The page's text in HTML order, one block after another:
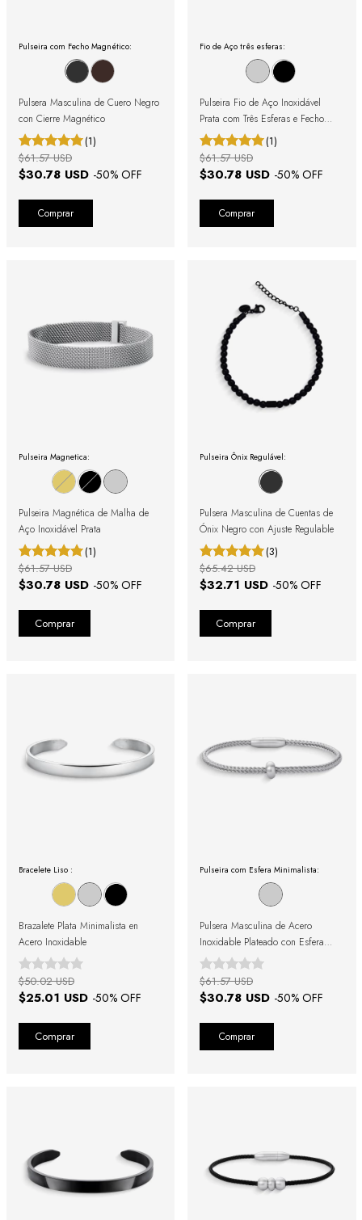
Pulseira com Fecho Magnético:
Pulsera Masculina de Cuero Negro
con Cierre Magnético
(1)
$30.78 USD -50% OFF
$61.57 USD
Comprar
Fio de Aço três esferas:
Pulseira Fio de Aço Inoxidável
Prata com Três Esferas e Fecho
Magnético
(1)
$30.78 USD -50% OFF
$61.57 USD
Comprar
Pulseira Magnetica:
Pulseira Magnética de Malha de
Aço Inoxidável Prata
(1)
$30.78 USD -50% OFF
$61.57 USD
Pulseira Ônix Regulável:
Pulsera Masculina de Cuentas de
Ónix Negro con Ajuste Regulable
(3)
$32.71 USD -50% OFF
$65.42 USD
Bracelete Liso :
Brazalete Plata Minimalista en
Acero Inoxidable
$25.01 USD -50% OFF
$50.02 USD
Pulseira com Esfera Minimalista:
Pulsera Masculina de Acero
Inoxidable Plateado con Esfera
Minimalista
$30.78 USD -50% OFF
$61.57 USD
Comprar